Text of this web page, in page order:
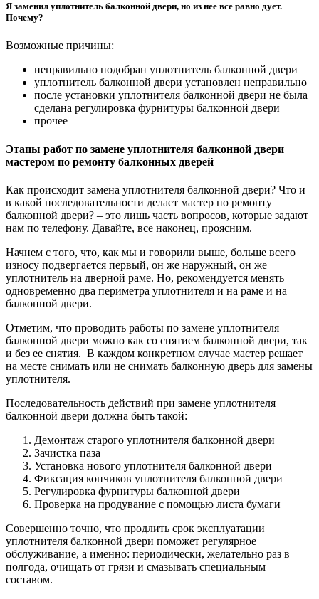
Я заменил уплотнитель балконной двери, но из нее все равно дует.
Почему?
Возможные причины:
неправильно подобран уплотнитель балконной двери
уплотнитель балконной двери установлен неправильно
после установки уплотнителя балконной двери не была
сделана регулировка фурнитуры балконной двери
прочее
Этапы работ по замене уплотнителя балконной двери
мастером по ремонту балконных дверей
Как происходит замена уплотнителя балконной двери? Что и
в какой последовательности делает мастер по ремонту
балконной двери? – это лишь часть вопросов, которые задают
нам по телефону. Давайте, все наконец, проясним.
Начнем с того, что, как мы и говорили выше, больше всего
износу подвергается первый, он же наружный, он же
уплотнитель на дверной раме. Но, рекомендуется менять
одновременно два периметра уплотнителя и на раме и на
балконной двери.
Отметим, что проводить работы по замене уплотнителя
балконной двери можно как со снятием балконной двери, так
и без ее снятия. В каждом конкретном случае мастер решает
на месте снимать или не снимать балконную дверь для замены
уплотнителя.
Последовательность действий при замене уплотнителя
балконной двери должна быть такой:
Демонтаж старого уплотнителя балконной двери
Зачистка паза
Установка нового уплотнителя балконной двери
Фиксация кончиков уплотнителя балконной двери
Регулировка фурнитуры балконной двери
Проверка на продувание с помощью листа бумаги
Совершенно точно, что продлить срок эксплуатации
уплотнителя балконной двери поможет регулярное
обслуживание, а именно: периодически, желательно раз в
полгода, очищать от грязи и смазывать специальным
составом.